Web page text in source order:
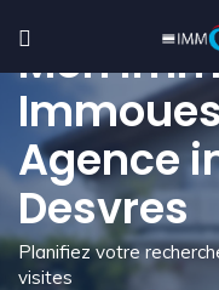
Mon
Agence
Desvres
Planifiez votre
visites